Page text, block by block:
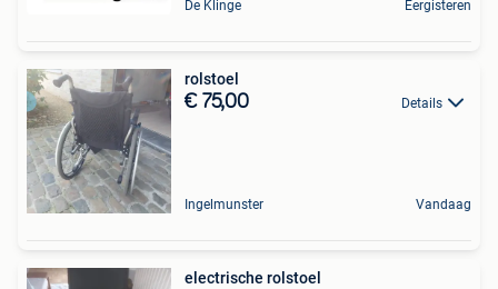
De Klinge Eergisteren
rolstoel
€ 75,00 Details
Ingelmunster Vandaag
electrische rolstoel